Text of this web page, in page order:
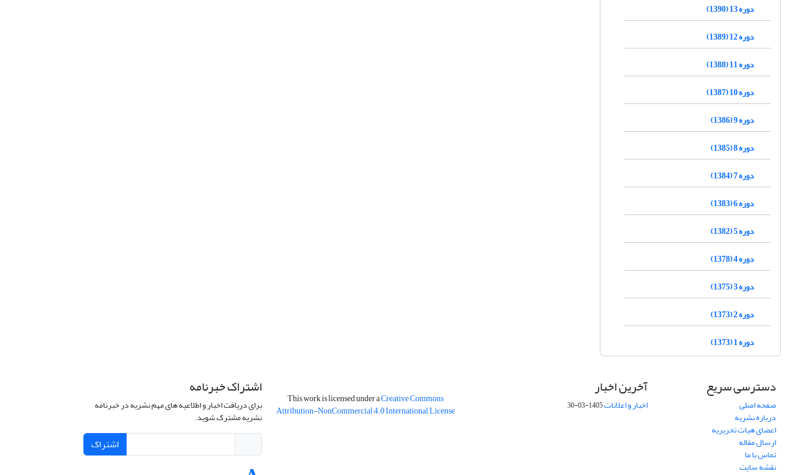
دوره 13 (1390)
دوره 12 (1389)
دوره 11 (1388)
دوره 10 (1387)
دوره 9 (1386)
دوره 8 (1385)
دوره 7 (1384)
دوره 6 (1383)
دوره 5 (1382)
دوره 4 (1378)
دوره 3 (1375)
دوره 2 (1373)
دوره 1 (1373)
دسترسی سریع
صفحه اصلی
درباره نشریه
اعضای هیات تحریریه
ارسال مقاله
تماس با ما
نقشه سایت
آخرین اخبار
اخبار و اعلانات1405-03-30
This work is licensed under aCreative Commons
Attribution-NonCommercial 4.0 International License
اشتراک خبرنامه
برای دریافت اخبار و اطلاعیه های مهم نشریه در خبرنامه
نشریه مشترک شوید.
اشتراک